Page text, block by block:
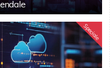
Speciale